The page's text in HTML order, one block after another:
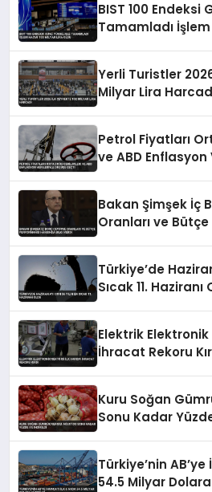
BIST 100 Endeksi
Tamamladı
Yerli Turistler
Milyar Lira
Petrol Fiyatları
ve ABD
Bakan Şimşek İç
Oranları ve
Türkiye’de
Sıcak 11. Haziranı
Elektrik
İhracat Rekoru
Kuru Soğan
Sonu Kadar
Türkiye’nin
54.5 Milyar